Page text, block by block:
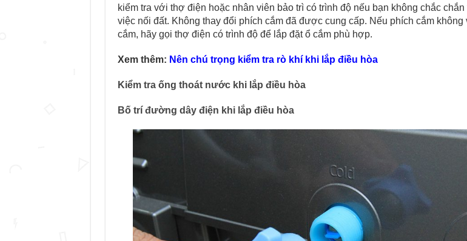
kiểm tra với thợ điện hoặc nhân viên bảo trì có trình độ nếu bạn không chắc chắn
việc nối đất. Không thay đổi phích cắm đã được cung cấp. Nếu phích cắm không
cắm, hãy gọi thợ điện có trình độ để lắp đặt ổ cắm phù hợp.
Xem thêm: Nên chú trọng kiểm tra rò khí khi lắp điều hòa
Kiểm tra ống thoát nước khi lắp điều hòa
Bố trí đường dây điện khi lắp điều hòa